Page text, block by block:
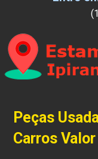
Peças
Carros